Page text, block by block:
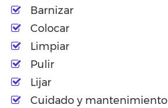
Barnizar
Colocar
Limpiar
Pulir
Lijar
Cuidado y mantenimiento